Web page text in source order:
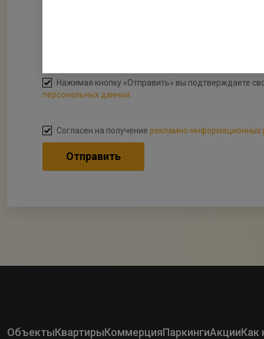
Нажимая кнопку «Отправить» вы подтверждаете
персональных данных
Согласен на получение рекламно-информационных
ОбъектыКвартирыКоммерцияПаркингиАкцииКак